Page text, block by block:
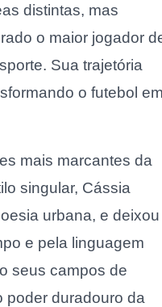
distintas, mas
o maior jogador
Sua trajetória
o futebol
mais marcantes da
singular, Cássia
urbana, e deixou
e pela linguagem
seus campos de
poder duradouro da